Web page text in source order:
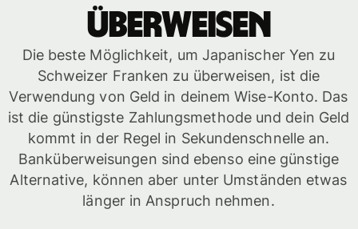
überweisen
Die beste Möglichkeit, um Japanischer Yen zu
Schweizer Franken zu überweisen, ist die
Verwendung von Geld in deinem Wise-Konto. Das
ist die günstigste Zahlungsmethode und dein Geld
kommt in der Regel in Sekundenschnelle an.
Banküberweisungen sind ebenso eine günstige
Alternative, können aber unter Umständen etwas
länger in Anspruch nehmen.